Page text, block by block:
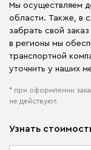
Мы осуществляем
области. Также, в
забрать свой
в регионы мы
транспортной
уточнить у наших
* при оформлении
не действуют.
Узнать